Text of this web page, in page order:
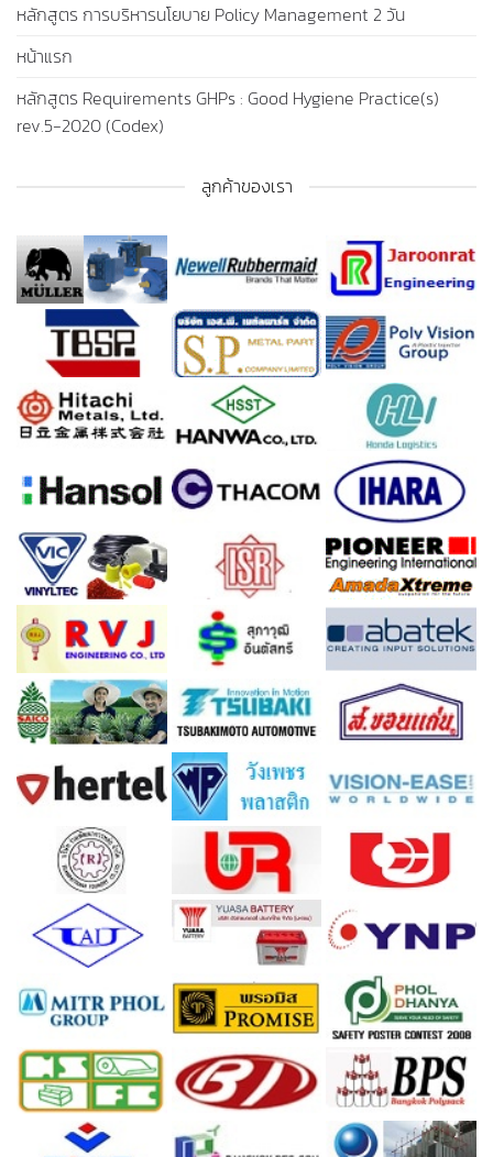
หลักสูตร การบริหารนโยบาย Policy Management 2 วัน
หน้าแรก
หลักสูตร Requirements GHPs : Good Hygiene Practice(s)
rev.5-2020 (Codex)
ลูกค้าของเรา